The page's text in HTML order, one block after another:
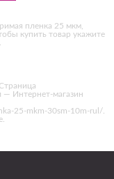
пленка 25 мкм,
купить товар укажите
— Интернет-магазин
25-mkm-30sm-10m-rul/.